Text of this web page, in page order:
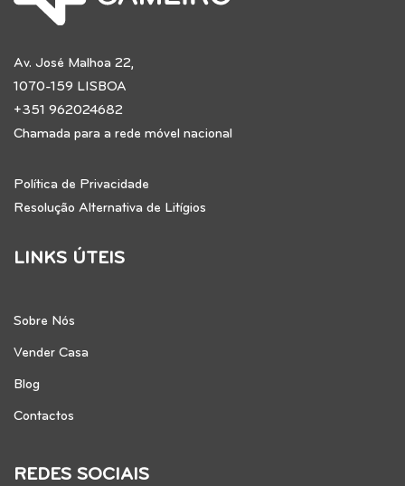
Av. José Malhoa 22,
1070-159 LISBOA
+351 962024682
Chamada para a rede móvel nacional
Política de Privacidade
Resolução Alternativa de Litígios
LINKS ÚTEIS
Sobre Nós
Vender Casa
Blog
Contactos
REDES SOCIAIS